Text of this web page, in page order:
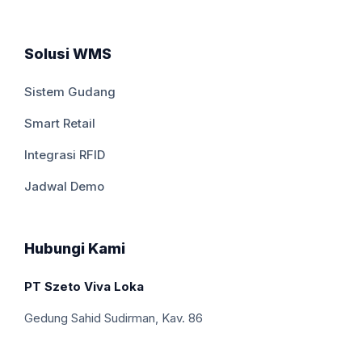
Solusi WMS
Sistem Gudang
Smart Retail
Integrasi RFID
Jadwal Demo
Hubungi Kami
PT Szeto Viva Loka
Gedung Sahid Sudirman, Kav. 86